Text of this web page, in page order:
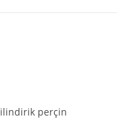
perçin